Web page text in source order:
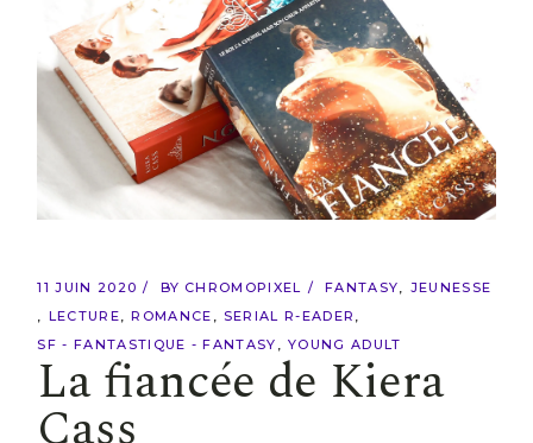
11 JUIN 2020 BY CHROMOPIXEL FANTASY
JEUNESSE
LECTURE
ROMANCE
SERIAL R-EADER
SF - FANTASTIQUE - FANTASY
YOUNG ADULT
La fiancée de Kiera